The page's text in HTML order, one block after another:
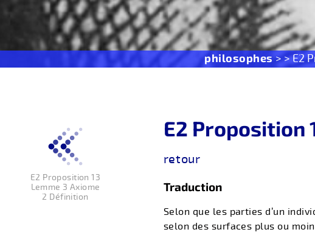
philosophes > > E2
E2 Proposition 13
Lemme 3 Axiome
2 Définition
E2 Proposition
retour
Traduction
Selon que les parties d’un
selon des surfaces plus ou